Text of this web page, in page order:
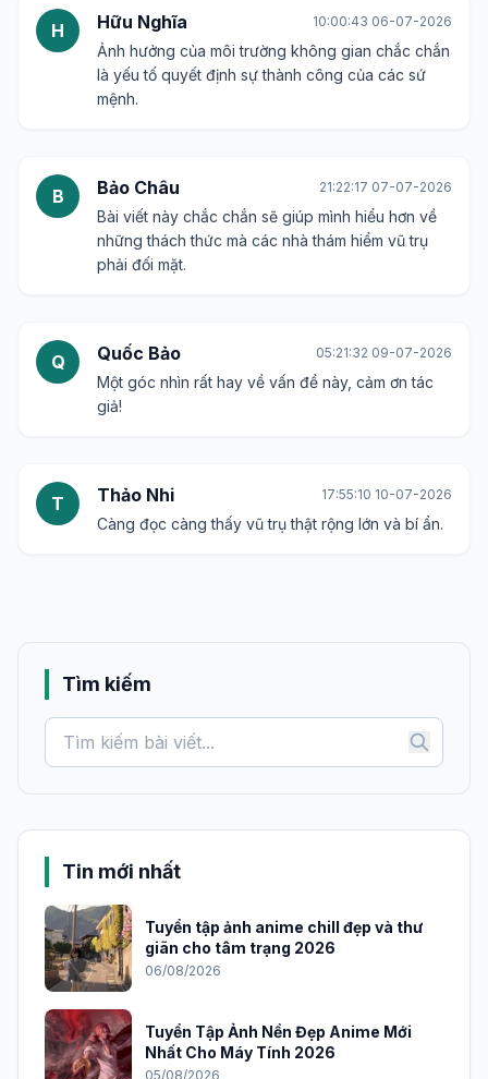
H Hữu Nghĩa 10:00:43 06-07-2026
Ảnh hưởng của môi trường không gian chắc chắn
là yếu tố quyết định sự thành công của các sứ
mệnh.
B Bảo Châu 21:22:17 07-07-2026
Bài viết này chắc chắn sẽ giúp mình hiểu hơn về
những thách thức mà các nhà thám hiểm vũ trụ
phải đối mặt.
Q Quốc Bảo 05:21:32 09-07-2026
Một góc nhìn rất hay về vấn đề này, cảm ơn tác
giả!
T Thảo Nhi 17:55:10 10-07-2026
Càng đọc càng thấy vũ trụ thật rộng lớn và bí ẩn.
Tìm kiếm
Tin mới nhất
Tuyển tập ảnh anime chill đẹp và thư
giãn cho tâm trạng 2026
06/08/2026
Tuyển Tập Ảnh Nền Đẹp Anime Mới
Nhất Cho Máy Tính 2026
05/08/2026